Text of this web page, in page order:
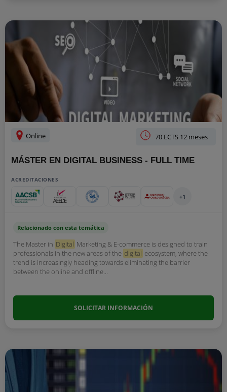
Online 70 ECTS 12 meses
MÁSTER EN DIGITAL BUSINESS - FULL TIME
ACREDITACIONES
+1
Relacionado con esta temática
The Master in Digital Marketing & E-commerce is designed to train
professionals in the new areas of the digital ecosystem, where the
trend is increasingly heading towards eliminating the barrier
between the online and offline...
SOLICITAR INFORMACIÓN